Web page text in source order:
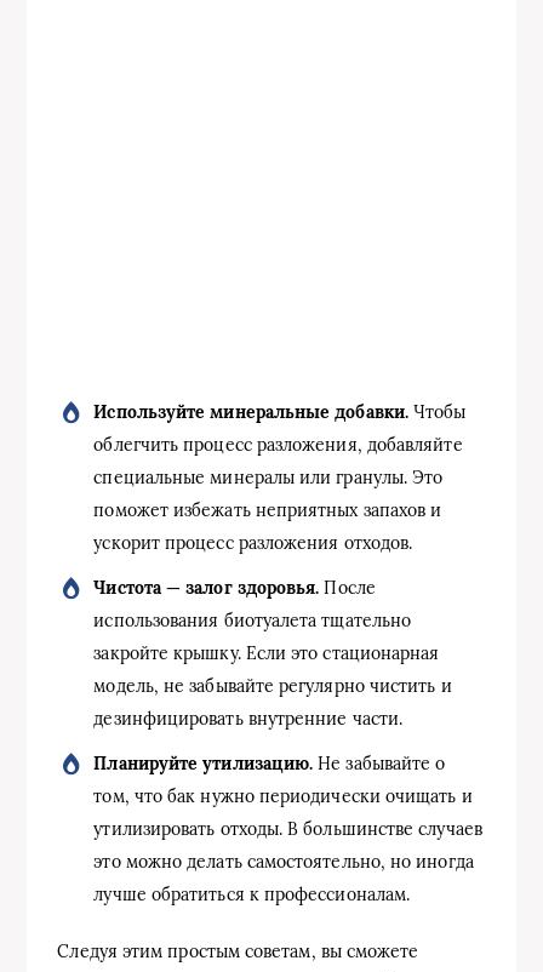
Используйте минеральные добавки.Чтобы
облегчить процесс разложения, добавляйте
специальные минералы или гранулы. Это
поможет избежать неприятных запахов и
ускорит процесс разложения отходов.
Чистота — залог здоровья. После
использования биотуалета тщательно
закройте крышку. Если это стационарная
модель, не забывайте регулярно чистить и
дезинфицировать внутренние части.
Планируйте утилизацию. Не забывайте о
том, что бак нужно периодически очищать и
утилизировать отходы. В большинстве случаев
это можно делать самостоятельно, но иногда
лучше обратиться к профессионалам.
Следуя этим простым советам, вы сможете